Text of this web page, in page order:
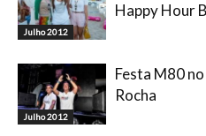
Julho 2012
Happy Hour
Julho 2012
Festa M80
Rocha